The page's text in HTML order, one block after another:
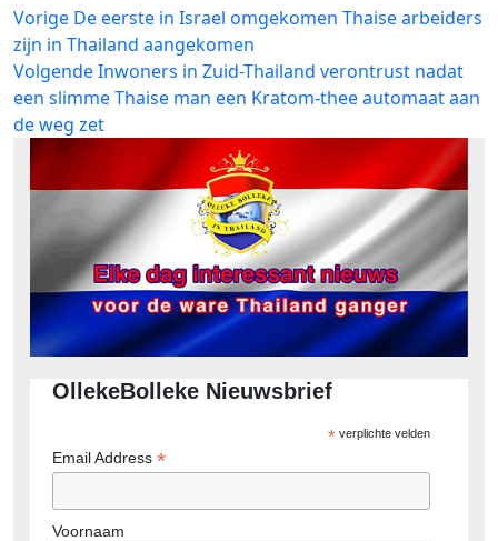
Bericht
navigatie
Vorige Vorig
bericht:
De eerste in Israel omgekomen Thaise arbeiders
zijn in Thailand aangekomen
VolgendeVolgend
bericht:
Inwoners in Zuid-Thailand verontrust nadat
een slimme Thaise man een Kratom-thee automaat aan
de weg zet
OllekeBolleke Nieuwsbrief
*verplichte velden
Email Address *
Voornaam